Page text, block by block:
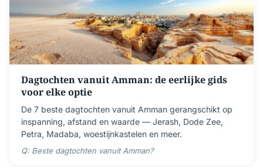
Dagtochten vanuit Amman: de eerlijke gids
voor elke optie
De 7 beste dagtochten vanuit Amman gerangschikt op
inspanning, afstand en waarde — Jerash, Dode Zee,
Petra, Madaba, woestijnkastelen en meer.
Q: Beste dagtochten vanuit Amman?